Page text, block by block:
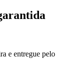
e entregue pelo